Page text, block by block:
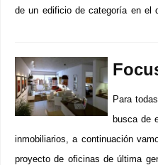
de un edificio de categoría en el
Para
busca de
inmobiliarios, a continuación
proyecto de oficinas de última